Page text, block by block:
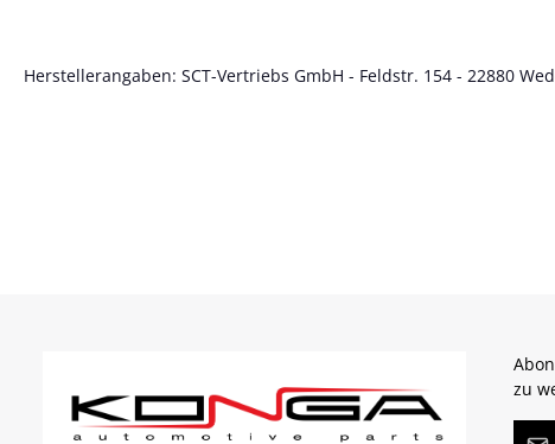
Herstellerangaben: SCT-Vertriebs GmbH - Feldstr. 154 - 22880
zu
E-